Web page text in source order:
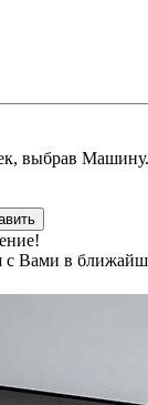
выбрав Машину.
Вами в